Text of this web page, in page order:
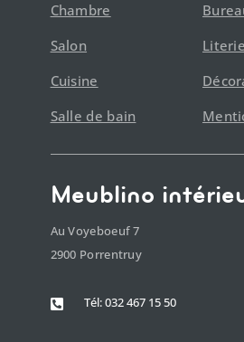
Chambre
Salon
Cuisine
Salle de bain
Literie
Meublino
Au Voyeboeuf 7
2900 Porrentruy
 Tél: 032 467 15 50